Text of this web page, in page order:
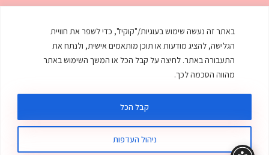
באתר זה נעשה שימוש בעוגיות/"קוקיז", כדי לשפר את חוויית
הגלישה, להציג מודעות או תוכן מותאמים אישית, ולנתח את
התעבורה באתר. לחיצה על קבל הכל או המשך השימוש באתר
מהווה הסכמה לכך.
ניהול העדפות
קבל הכל
מאפים
ממולאים
מרקים
עוגות
עוף
© כל הזכויות שמורות לענת אלישע | עיצוב ובניית אתר